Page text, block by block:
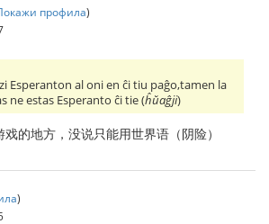
профила)
Esperanton al oni en ĉi tiu paĝo,tamen la
ne estas Esperanto ĉi tie (ĥŭaĝji)
的地方，没说只能用世界语（阴险）
)